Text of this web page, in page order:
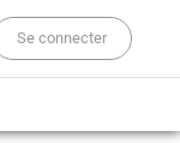
Se connecter